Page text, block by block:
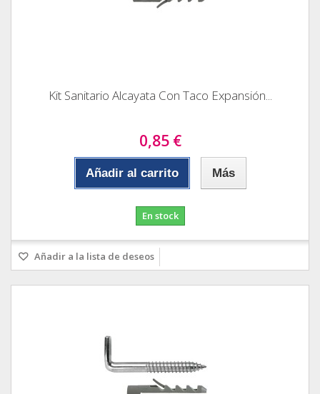
Kit Sanitario Alcayata Con Taco Expansión...
0,85 €
Añadir al carrito Más
En stock
Añadir a la lista de deseos